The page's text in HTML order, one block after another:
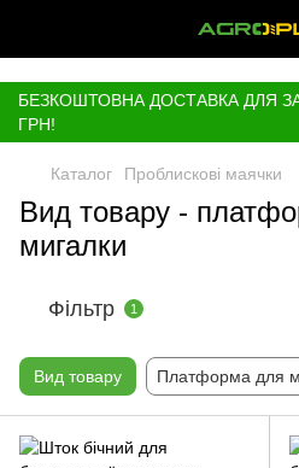
БЕЗКОШТОВНА ДОСТАВКА ДЛЯ
ГРН!
Каталог Проблискові маячки
Вид товару -
мигалки
Фільтр 1
Вид товару Платформа для